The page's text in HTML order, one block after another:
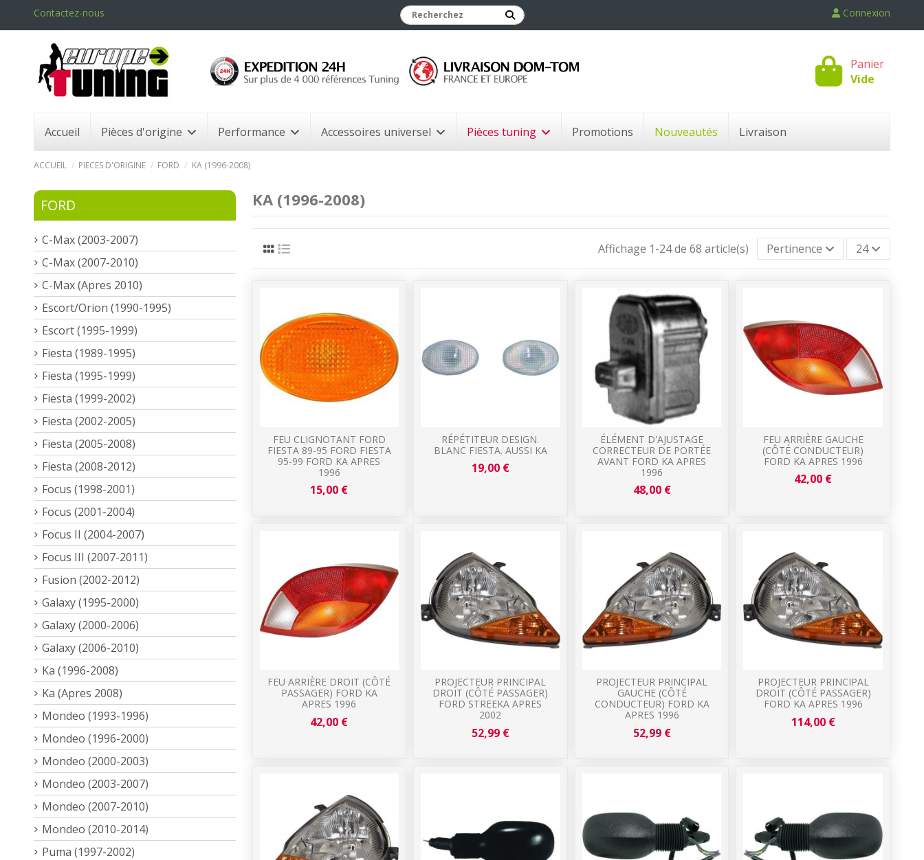
Contactez-nous Connexion
Panier
Vide
Accueil Pièces d'origine Performance Accessoires universel Pièces tuning Promotions Nouveautés Livraison
ACCUEIL PIECES D'ORIGINE FORD KA (1996-2008)
KA (1996-2008)
Affichage 1-24 de 68 article(s) Pertinence 24
FEU CLIGNOTANT FORD
FIESTA 89-95 FORD FIESTA
95-99 FORD KA APRES
1996
15,00 €
RÉPÉTITEUR DESIGN.
BLANC FIESTA. AUSSI KA
19,00 €
ÉLÉMENT D'AJUSTAGE
CORRECTEUR DE PORTÉE
AVANT FORD KA APRES
1996
48,00 €
FEU ARRIÈRE GAUCHE
(CÔTÉ CONDUCTEUR)
FORD KA APRES 1996
42,00 €
FEU ARRIÈRE DROIT (CÔTÉ
PASSAGER) FORD KA
APRES 1996
42,00 €
PROJECTEUR PRINCIPAL
DROIT (CÔTÉ PASSAGER)
FORD STREEKA APRES
2002
52,99 €
PROJECTEUR PRINCIPAL
GAUCHE (CÔTÉ
CONDUCTEUR) FORD KA
APRES 1996
52,99 €
PROJECTEUR PRINCIPAL
DROIT (CÔTÉ PASSAGER)
FORD KA APRES 1996
114,00 €
FORD
C-Max (2003-2007)
C-Max (2007-2010)
C-Max (Apres 2010)
Escort/Orion (1990-1995)
Escort (1995-1999)
Fiesta (1989-1995)
Fiesta (1995-1999)
Fiesta (1999-2002)
Fiesta (2002-2005)
Fiesta (2005-2008)
Fiesta (2008-2012)
Focus (1998-2001)
Focus (2001-2004)
Focus II (2004-2007)
Focus III (2007-2011)
Fusion (2002-2012)
Galaxy (1995-2000)
Galaxy (2000-2006)
Galaxy (2006-2010)
Ka (1996-2008)
Ka (Apres 2008)
Mondeo (1993-1996)
Mondeo (1996-2000)
Mondeo (2000-2003)
Mondeo (2003-2007)
Mondeo (2007-2010)
Mondeo (2010-2014)
Puma (1997-2002)